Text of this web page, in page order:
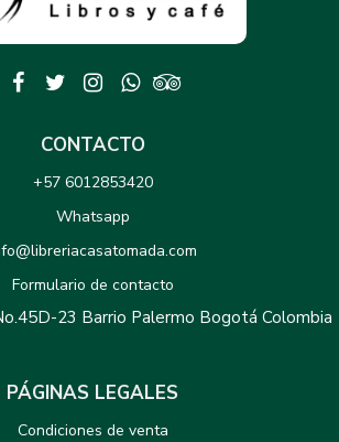
CONTACTO
+57 6012853420
Whatsapp
Formulario de contacto
23 Barrio Palermo Bogotá Colombia
PÁGINAS LEGALES
Condiciones de venta